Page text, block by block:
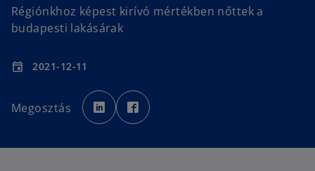
Régiónkhoz képest kirívó mértékben nőttek a
budapesti lakásárak
event 2021-12-11
Megosztás
o
p
e
n
p
e